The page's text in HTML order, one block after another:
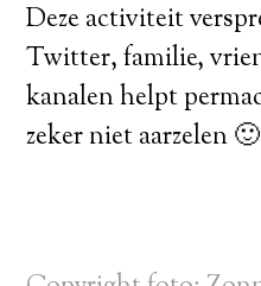
Deze activiteit
Twitter, familie,
kanalen helpt
zeker niet aarzelen